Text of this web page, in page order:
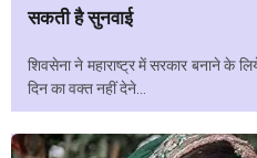
सकती है सुनवाई
शिवसेना ने महाराष्ट्र में सरकार बनाने के
दिन का वक्त नहीं देने...